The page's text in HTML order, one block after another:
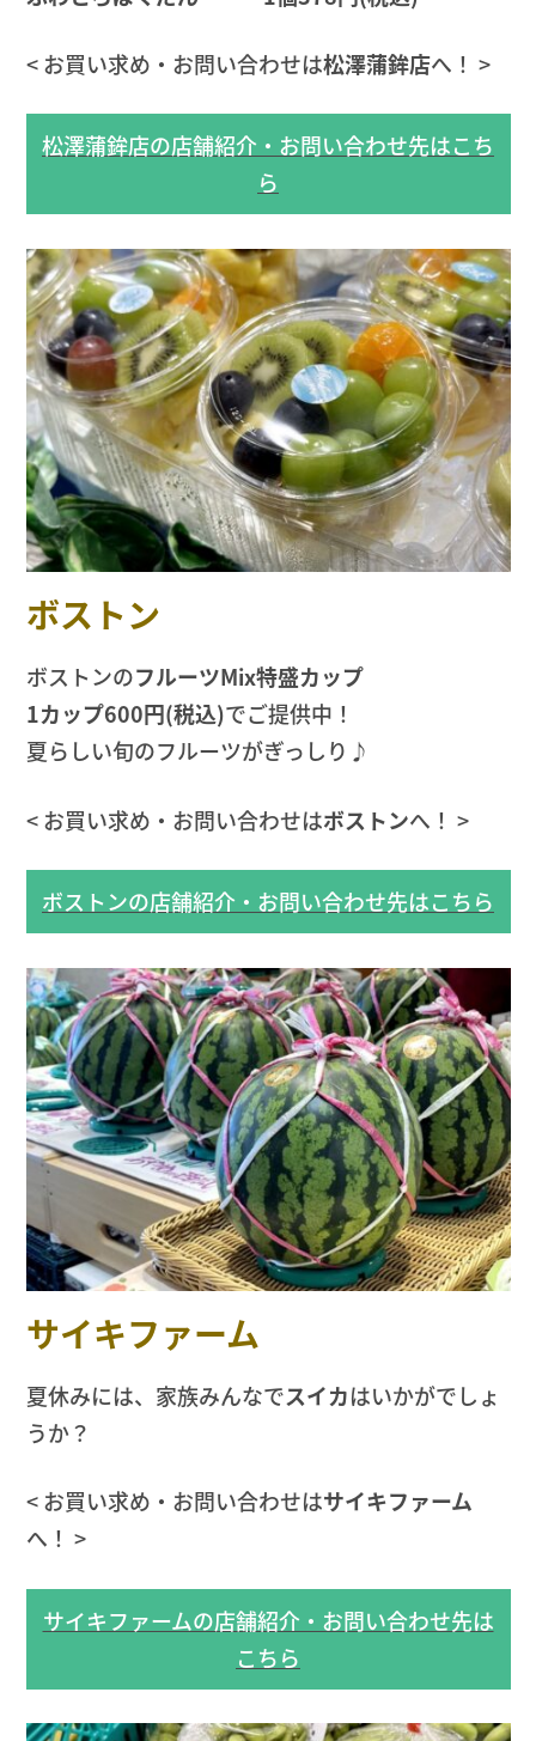
< お買い求め・お問い合わせは松澤蒲鉾店へ！ >
松澤蒲鉾店の店舗紹介・お問い合わせ先はこち
ら
ボストン
ボストンのフルーツMix特盛カップ
1カップ600円(税込)でご提供中！
夏らしい旬のフルーツがぎっしり♪
< お買い求め・お問い合わせはボストンへ！ >
ボストンの店舗紹介・お問い合わせ先はこちら
サイキファーム
夏休みには、家族みんなでスイカはいかがでしょ
うか？
< お買い求め・お問い合わせはサイキファーム
へ！ >
サイキファームの店舗紹介・お問い合わせ先は
こちら